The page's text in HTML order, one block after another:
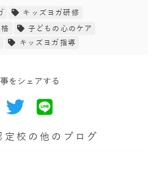
キッズヨガ研修
子どもの心のケア
キッズヨガ指導
をシェアする
定校の他のブログ